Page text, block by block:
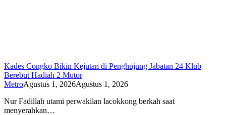
Kades Congko Bikin Kejutan di Penghujung Jabatan 24 Klub
Berebut Hadiah 2 Motor
MetroAgustus 1, 2026Agustus 1, 2026
Nur Fadillah utami perwakilan lacokkong berkah saat
menyerahkan…